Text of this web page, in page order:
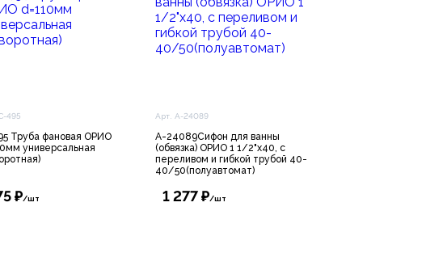
495
Труба фановая ОРИО
универсальная
₽/шт
Арт. А-24089
А-24089Cифон для ванны
(обвязка) ОРИО 1 1/2"х40, с
переливом и гибкой трубой 40-
40/50(полуавтомат)
1 277 ₽/шт